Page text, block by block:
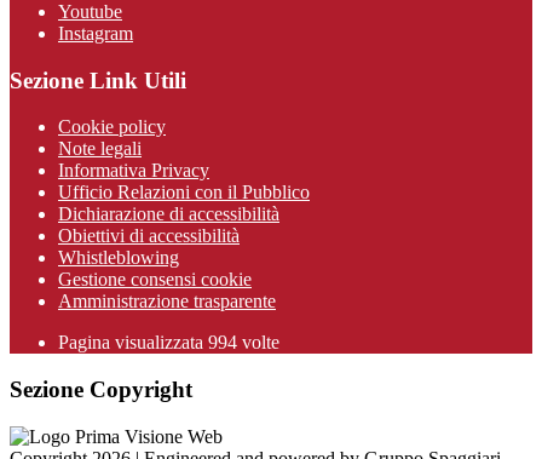
Youtube
Instagram
Sezione Link Utili
Cookie policy
Note legali
Informativa Privacy
Ufficio Relazioni con il Pubblico
Dichiarazione di accessibilità
Obiettivi di accessibilità
Whistleblowing
Gestione consensi cookie
Amministrazione trasparente
Pagina visualizzata 994 volte
Sezione Copyright